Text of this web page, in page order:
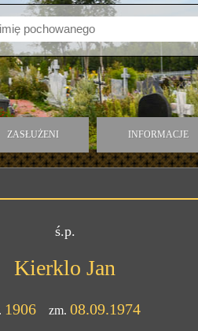
ZASŁUŻENI INFORMACJE
ś.p.
Kierklo Jan
1906 zm.08.09.1974